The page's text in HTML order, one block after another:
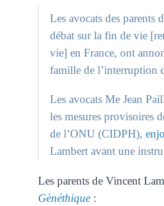
Les avocats des parents
débat sur la fin de vie
vie] en France, ont
famille de l’interruption
Les avocats Me Jean
les mesures provisoires
de l’ONU (CIDPH),
Lambert avant une
Les parents de Vincent
Gènéthique :